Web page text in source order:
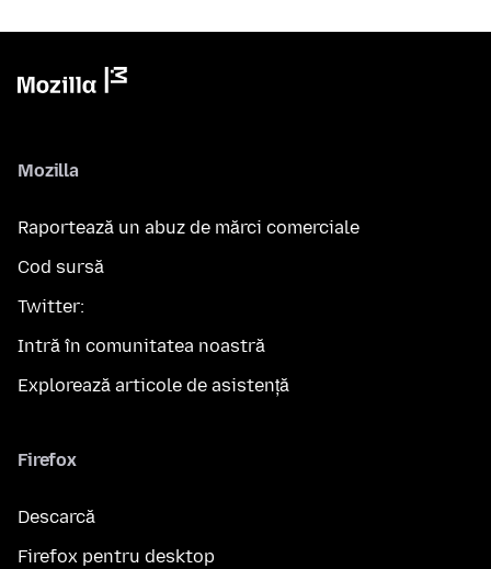
Mozilla
Raportează un abuz de mărci comerciale
Cod sursă
Twitter:
Intră în comunitatea noastră
Explorează articole de asistență
Firefox
Descarcă
Firefox pentru desktop